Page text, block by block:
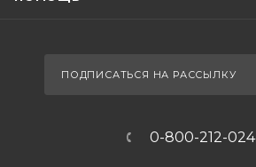
ПОДПИСАТЬСЯ НА РАССЫЛКУ
0-800-212-024